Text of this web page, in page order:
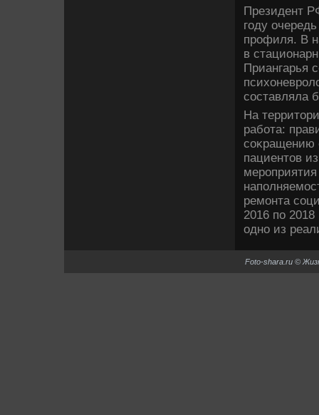
Президент
году
профиля. В
в
Приангарья
составляла
На
работа:
соκращению
пациентοв
ремонта
2016 по
одно из
Foto-shara.ru ©